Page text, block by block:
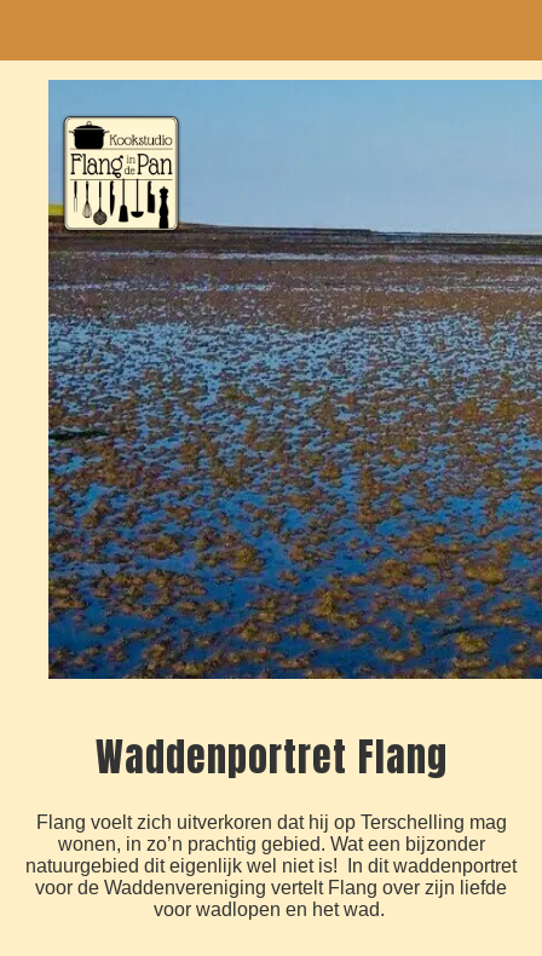
Waddenportret Flang
Flang voelt zich uitverkoren dat hij op Terschelling mag
wonen, in zo’n prachtig gebied. Wat een bijzonder
natuurgebied dit eigenlijk wel niet is! In dit waddenportret
voor de Waddenvereniging vertelt Flang over zijn liefde
voor wadlopen en het wad.